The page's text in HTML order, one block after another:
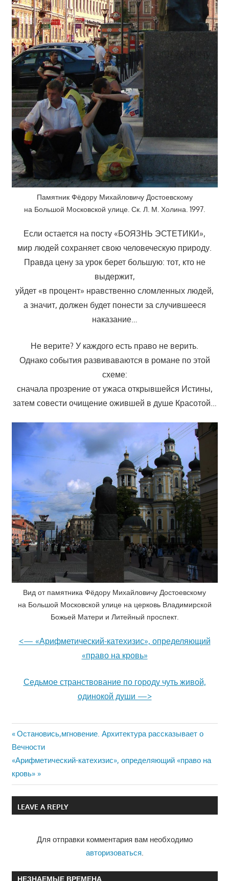
Памятник Фёдору Михайловичу Достоевскому
на Большой Московской улице. Ск. Л. М. Холина. 1997.
Если остается на посту «БОЯЗНЬ ЭСТЕТИКИ»,
мир людей сохраняет свою человеческую природу.
Правда цену за урок берет большую: тот, кто не
выдержит,
уйдет «в процент» нравственно сломленных людей,
а значит, должен будет понести за случившееся
наказание…
Не верите? У каждого есть право не верить.
Однако события развиваваются в романе по этой
схеме:
сначала прозрение от ужаса открывшейся Истины,
затем совести очищение ожившей в душе Красотой…
Вид от памятника Фёдору Михайловичу Достоевскому
на Большой Московской улице на церковь Владимирской
Божьей Матери и Литейный проспект.
<— «Арифметический-катехизис», определяющий
«право на кровь»
Седьмое странствование по городу чуть живой,
одинокой души —>
Навигация
по
записям
Previous
Post:
Остановись,мгновение. Архитектура рассказывает о
Вечности
Next
Post:
«Арифметический-катехизис», определяющий «право на
кровь»
LEAVE A REPLY
Для отправки комментария вам необходимо
авторизоваться.
НЕЗНАЕМЫЕ ВРЕМЕНА